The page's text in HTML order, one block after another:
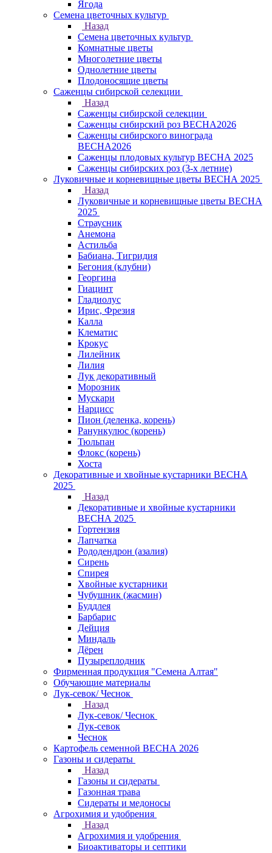
Ягода
Семена цветочных культур
Назад
Семена цветочных культур
Комнатные цветы
Многолетние цветы
Однолетние цветы
Плодоносящие цветы
Саженцы сибирской селекции
Назад
Саженцы сибирской селекции
Саженцы сибирский роз ВЕСНА2026
Саженцы сибирского винограда
ВЕСНА2026
Саженцы плодовых культур ВЕСНА 2025
Саженцы сибирских роз (3-х летние)
Луковичные и корневищные цветы ВЕСНА 2025
Назад
Луковичные и корневищные цветы ВЕСНА
2025
Страусник
Анемона
Астильба
Бабиана, Тигридия
Бегония (клубни)
Георгина
Гиацинт
Гладиолус
Ирис, Фрезия
Калла
Клематис
Крокус
Лилейник
Лилия
Лук декоративный
Морозник
Мускари
Нарцисс
Пион (деленка, корень)
Ранункулюс (корень)
Тюльпан
Флокс (корень)
Хоста
Декоративные и хвойные кустарники ВЕСНА
2025
Назад
Декоративные и хвойные кустарники
ВЕСНА 2025
Гортензия
Лапчатка
Рододендрон (азалия)
Сирень
Спирея
Хвойные кустарники
Чубушник (жасмин)
Буддлея
Барбарис
Дейция
Миндаль
Дёрен
Пузыреплодник
Фирменная продукция "Семена Алтая"
Обучающие материалы
Лук-севок/ Чеснок
Назад
Лук-севок/ Чеснок
Лук-севок
Чеснок
Картофель семенной ВЕСНА 2026
Газоны и сидераты
Назад
Газоны и сидераты
Газонная трава
Сидераты и медоносы
Агрохимия и удобрения
Назад
Агрохимия и удобрения
Биоактиваторы и септики